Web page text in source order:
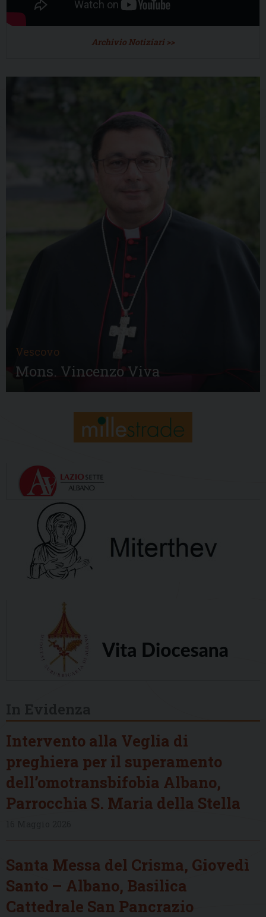
Archivio Notiziari >>
Vescovo
Mons. Vincenzo Viva
Intervento alla Veglia di
preghiera per il superamento
dell’omotransbifobia Albano,
Parrocchia S. Maria della Stella
Santa Messa del Crisma, Giovedì
Santo – Albano, Basilica
Cattedrale San Pancrazio